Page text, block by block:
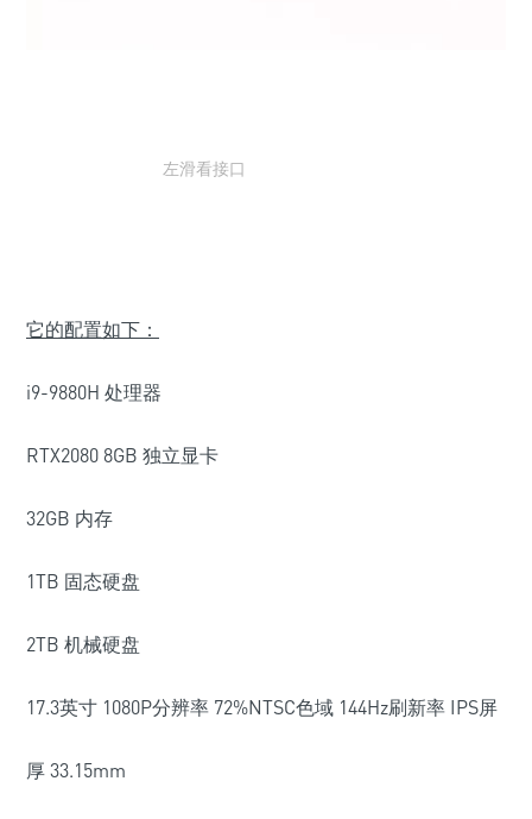
左滑看接口
它的配置如下：
i9-9880H 处理器
RTX2080 8GB 独立显卡
32GB 内存
1TB 固态硬盘
2TB 机械硬盘
17.3英寸 1080P分辨率 72%NTSC色域 144Hz刷新率 IPS屏
厚 33.15mm